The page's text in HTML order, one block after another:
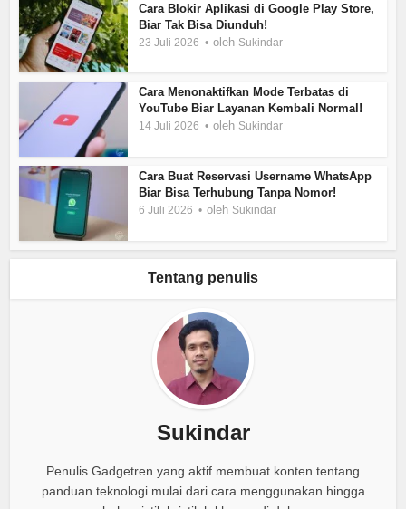
Cara Blokir Aplikasi di Google Play Store,
Biar Tak Bisa Diunduh!
23 Juli 2026 oleh Sukindar
Cara Menonaktifkan Mode Terbatas di
YouTube Biar Layanan Kembali Normal!
14 Juli 2026 oleh Sukindar
Cara Buat Reservasi Username WhatsApp
Biar Bisa Terhubung Tanpa Nomor!
6 Juli 2026 oleh Sukindar
Tentang penulis
Sukindar
Penulis Gadgetren yang aktif membuat konten tentang
panduan teknologi mulai dari cara menggunakan hingga